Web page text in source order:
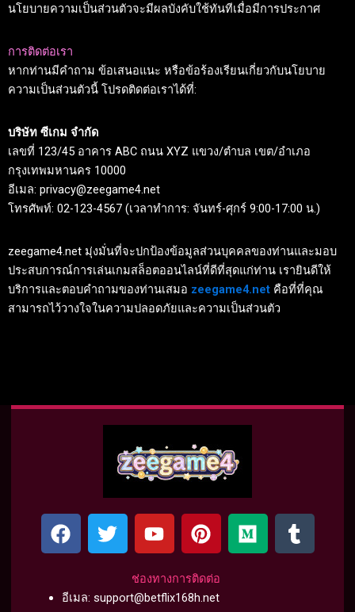
นโยบายความเป็นส่วนตัวจะมีผลบังคับใช้ทันทีเมื่อมีการประกาศ
การติดต่อเรา
หากท่านมีคำถาม ข้อเสนอแนะ หรือข้อร้องเรียนเกี่ยวกับนโยบาย
ความเป็นส่วนตัวนี้ โปรดติดต่อเราได้ที่:
บริษัท ซีเกม จำกัด
เลขที่ 123/45 อาคาร ABC ถนน XYZ แขวง/ตำบล เขต/อำเภอ
กรุงเทพมหานคร 10000
อีเมล: privacy@zeegame4.net
โทรศัพท์: 02-123-4567 (เวลาทำการ: จันทร์-ศุกร์ 9:00-17:00 น.)
zeegame4.net มุ่งมั่นที่จะปกป้องข้อมูลส่วนบุคคลของท่านและมอบ
ประสบการณ์การเล่นเกมสล็อตออนไลน์ที่ดีที่สุดแก่ท่าน เรายินดีให้
บริการและตอบคำถามของท่านเสมอ zeegame4.net คือที่ที่คุณ
สามารถไว้วางใจในความปลอดภัยและความเป็นส่วนตัว
F
a
b
T
w
t
Y
o
t
u
P
i
t
e
M
e
T
u
ช่องทางการติดต่อ
อีเมล: support@betflix168h.net